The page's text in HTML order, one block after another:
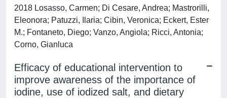
2018 Losasso, Carmen; Di Cesare, Andrea; Mastrorilli,
Eleonora; Patuzzi, Ilaria; Cibin, Veronica; Eckert, Ester
M.; Fontaneto, Diego; Vanzo, Angiola; Ricci, Antonia;
Corno, Gianluca
Efficacy of educational intervention to
improve awareness of the importance of
iodine, use of iodized salt, and dietary